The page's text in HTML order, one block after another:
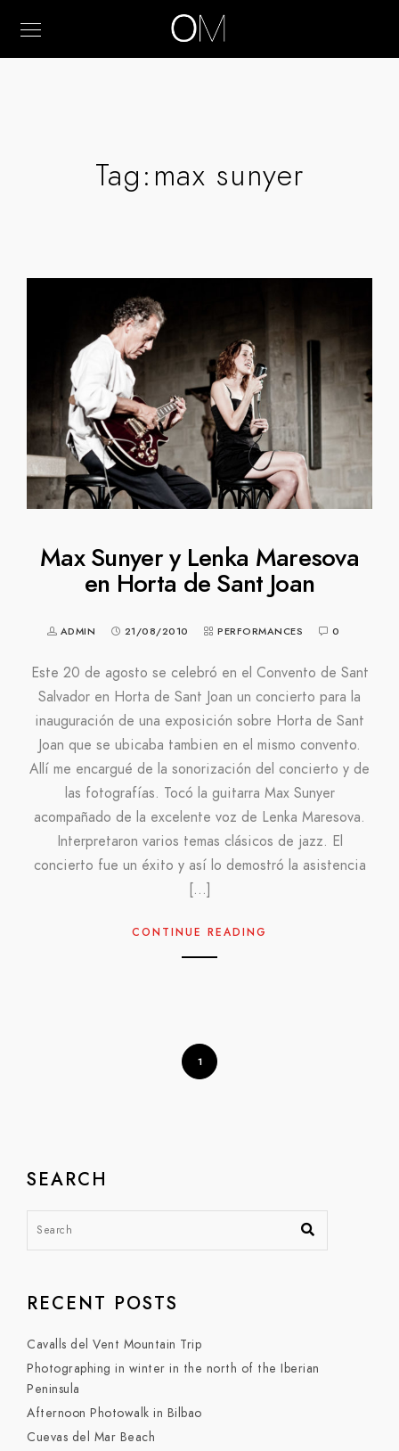
Tag:max sunyer
Max Sunyer y Lenka Maresova
en Horta de Sant Joan
ADMIN 21/08/2010 PERFORMANCES 0
Este 20 de agosto se celebró en el Convento de Sant
Salvador en Horta de Sant Joan un concierto para la
inauguración de una exposición sobre Horta de Sant
Joan que se ubicaba tambien en el mismo convento.
Allí me encargué de la sonorización del concierto y de
las fotografías. Tocó la guitarra Max Sunyer
acompañado de la excelente voz de Lenka Maresova.
Interpretaron varios temas clásicos de jazz. El
concierto fue un éxito y así lo demostró la asistencia
[…]
CONTINUE READING
1
SEARCH
RECENT POSTS
Cavalls del Vent Mountain Trip
Photographing in winter in the north of the Iberian
Peninsula
Afternoon Photowalk in Bilbao
Cuevas del Mar Beach